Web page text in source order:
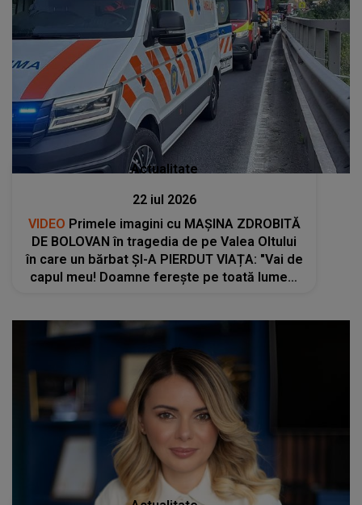
Actualitate
22 iul 2026
VIDEO Primele imagini cu MAȘINA ZDROBITĂ
DE BOLOVAN în tragedia de pe Valea Oltului
în care un bărbat ȘI-A PIERDUT VIAȚA: "Vai de
capul meu! Doamne ferește pe toată lumea!